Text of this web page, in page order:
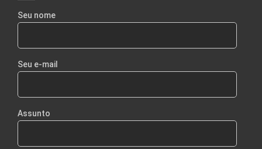
Seu nome
Seu e-mail
Assunto